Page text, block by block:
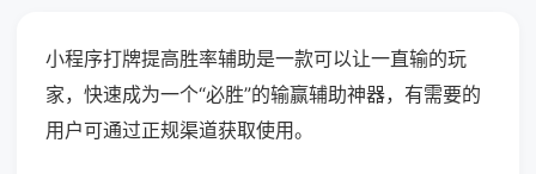
小程序打牌提高胜率辅助是一款可以让一直输的玩
家，快速成为一个“必胜”的输赢辅助神器，有需要的
用户可通过正规渠道获取使用。